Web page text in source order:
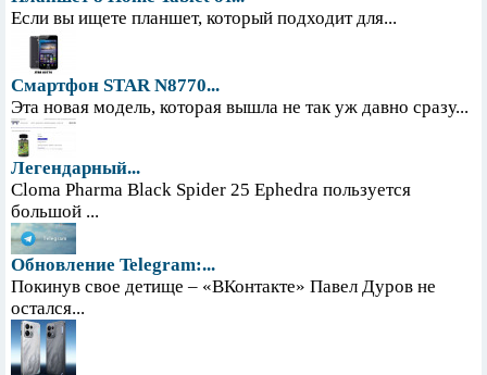
Если вы ищете планшет, который подходит для...
Смартфон STAR N8770...
Эта новая модель, которая вышла не так уж давно сразу...
Легендарный...
Cloma Pharma Black Spider 25 Ephedra пользуется
большой ...
Обновление Telegram:...
Покинув свое детище – «ВКонтакте» Павел Дуров не
остался...